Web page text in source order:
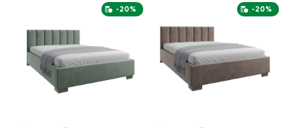
-20% -20%